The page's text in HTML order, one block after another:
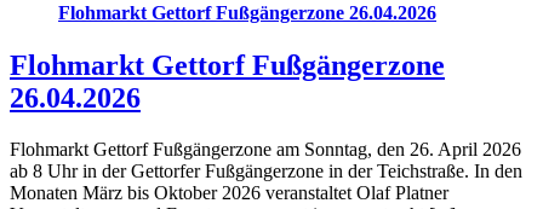
Flohmarkt Gettorf Fußgängerzone 26.04.2026
Flohmarkt Gettorf Fußgängerzone
26.04.2026
Flohmarkt Gettorf Fußgängerzone am Sonntag, den 26. April 2026
ab 8 Uhr in der Gettorfer Fußgängerzone in der Teichstraße. In den
Monaten März bis Oktober 2026 veranstaltet Olaf Platner